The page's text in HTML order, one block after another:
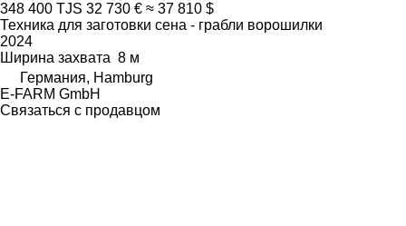
348 400 TJS 32 730 € ≈ 37 810 $
Техника для заготовки сена - грабли ворошилки
2024
Ширина захвата 8 м
Германия, Hamburg
E-FARM GmbH
Связаться с продавцом